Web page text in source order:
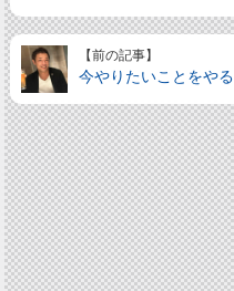
【前の記事】
今やりたいことをやる